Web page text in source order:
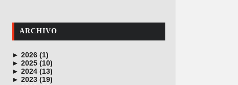
ARCHIVO
► 2026 (1)
junio (1)
► 2025 (10)
noviembre (1)
octubre (1)
► 2024 (13)
diciembre (4)
► 2023 (19)